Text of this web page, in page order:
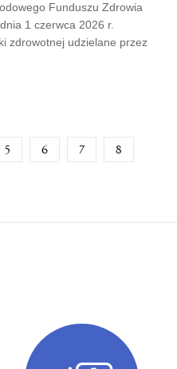
Funduszu Zdrowia
1 czerwca 2026 r.
zdrowotnej udzielane przez
5 6 7 8